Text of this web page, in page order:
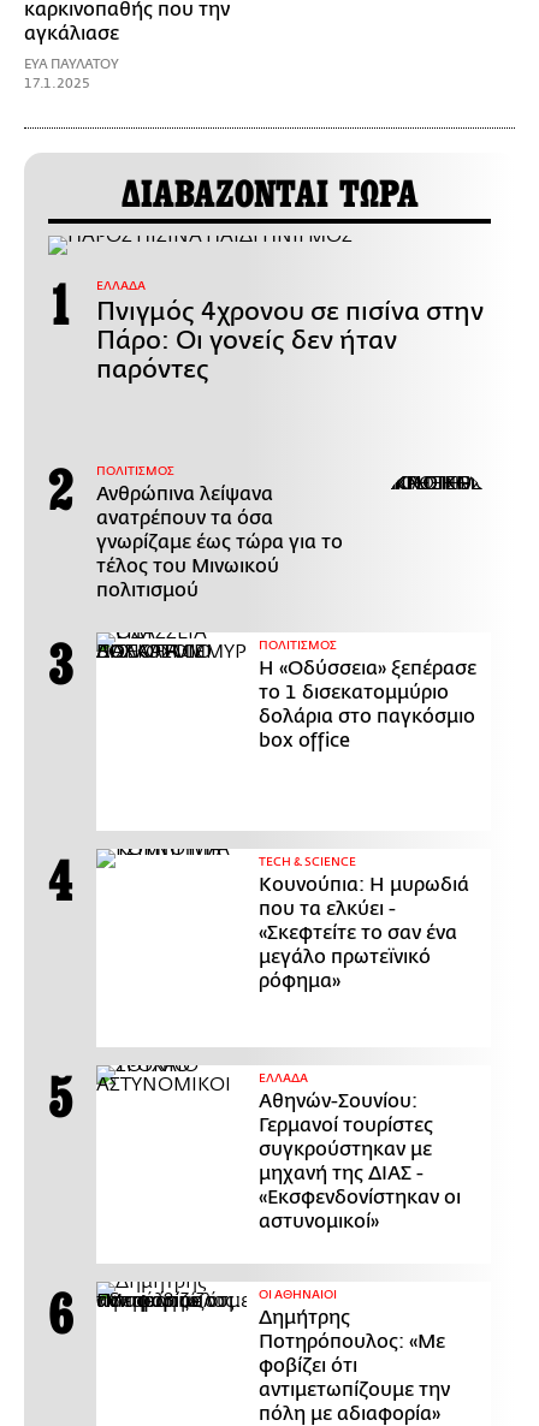
καρκινοπαθής που την
αγκάλιασε
ΕΥΑ ΠΑΥΛΑΤΟΥ
17.1.2025
ΔΙΑΒΑΖΟΝΤΑΙ ΤΩΡΑ
ΕΛΛΑΔΑ
Πνιγμός 4χρονου σε πισίνα στην
Πάρο: Οι γονείς δεν ήταν
παρόντες
ΠΟΛΙΤΙΣΜΟΣ
Ανθρώπινα λείψανα
ανατρέπουν τα όσα
γνωρίζαμε έως τώρα για το
τέλος του Μινωικού
πολιτισμού
ΠΟΛΙΤΙΣΜΟΣ
Η «Οδύσσεια» ξεπέρασε
το 1 δισεκατομμύριο
δολάρια στο παγκόσμιο
box office
ΤECH & SCIENCE
Κουνούπια: Η μυρωδιά
που τα ελκύει -
«Σκεφτείτε το σαν ένα
μεγάλο πρωτεϊνικό
ρόφημα»
ΕΛΛΑΔΑ
Αθηνών-Σουνίου:
Γερμανοί τουρίστες
συγκρούστηκαν με
μηχανή της ΔΙΑΣ -
«Εκσφενδονίστηκαν οι
αστυνομικοί»
ΟΙ ΑΘΗΝΑΙΟΙ
Δημήτρης
Ποτηρόπουλος: «Με
φοβίζει ότι
αντιμετωπίζουμε την
πόλη με αδιαφορία»